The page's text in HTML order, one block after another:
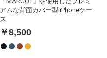
アムな背面カバー型iiPhoneケー
ス
￥8,500